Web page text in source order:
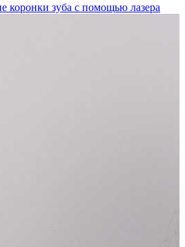
коронки зуба с помощью лазера